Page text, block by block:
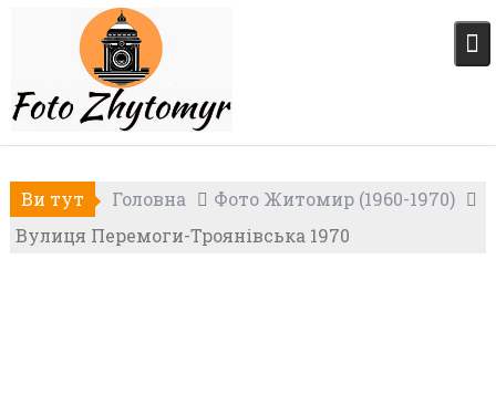
Ви тут Головна
Фото Житомир (1960-1970)
Вулиця Перемоги-Троянівська 1970